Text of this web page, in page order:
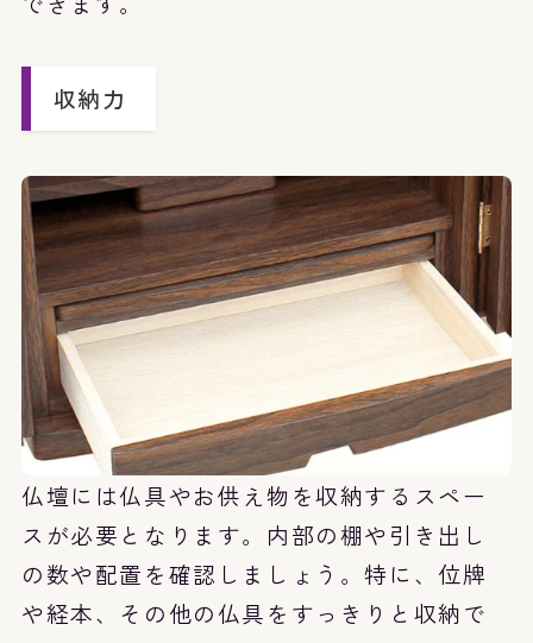
収納力
仏壇には仏具やお供え物を収納するスペー
スが必要となります。内部の棚や引き出し
の数や配置を確認しましょう。特に、位牌
や経本、その他の仏具をすっきりと収納で